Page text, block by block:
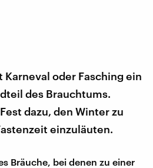
oder Fasching ein
des Brauchtums.
dazu, den Winter zu
einzuläuten.
Bräuche, bei denen zu einer